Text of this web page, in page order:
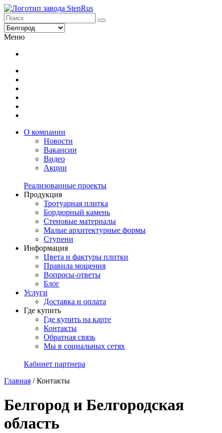
Меню
О компании
Новости
Вакансии
Видео
Акции
Реализованные проекты
Продукция
Тротуарная плитка
Бордюрный камень
Стеновые материалы
Малые архитектурные формы
Ступени
Информация
Цвета и фактуры плитки
Правила мощения
Вопросы-ответы
Блог
Услуги
Доставка и оплата
Где купить
Где купить на карте
Контакты
Обратная связь
Мы в социальных сетях
Кабинет партнера
Главная /Контакты
Белгород и Белгородская
область